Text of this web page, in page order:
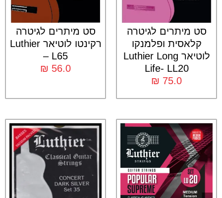
סט מיתרים לגיטרה
קלאסית ופלמנקו
לוטיאר Luthier Long
Life- LL20
₪ 75.0
סט מיתרים לגיטרה
רקינטו לוטיאר Luthier
– L65
₪ 56.0